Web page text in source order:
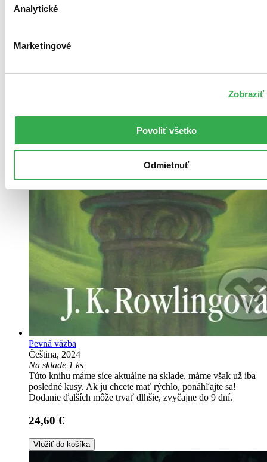
Analytické
Marketingové
Zobraziť
Povoliť všetko
Odmietnuť
Pevná väzba
Čeština, 2024
Na sklade 1 ks
Túto knihu máme síce aktuálne na sklade, máme však už iba
posledné kusy. Ak ju chcete mať rýchlo, ponáhľajte sa!
Dodanie ďalších môže trvať dlhšie, zvyčajne do 9 dní.
24,60 €
Vložiť do košíka